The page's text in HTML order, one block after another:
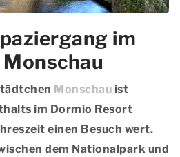
im
Monschau ist
im Dormio Resort
einen Besuch wert.
dem Nationalpark und